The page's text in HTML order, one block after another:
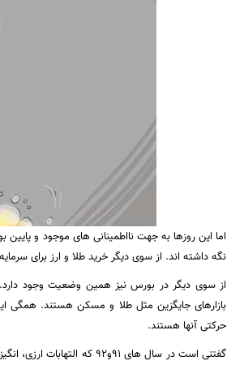
اما این روزها به جهت نااطمینانی های موجود و
نگه داشته اند. از سوی دیگر خرید طلا و ارز برای
از سوی دیگر در بورس نیز همین وضعیت وجود دارد.
بازارهای جایگزین مثل طلا و مسکن هستند. همگی این
حرکتی آنها هستند.
گفتنی است در سال های 91و92